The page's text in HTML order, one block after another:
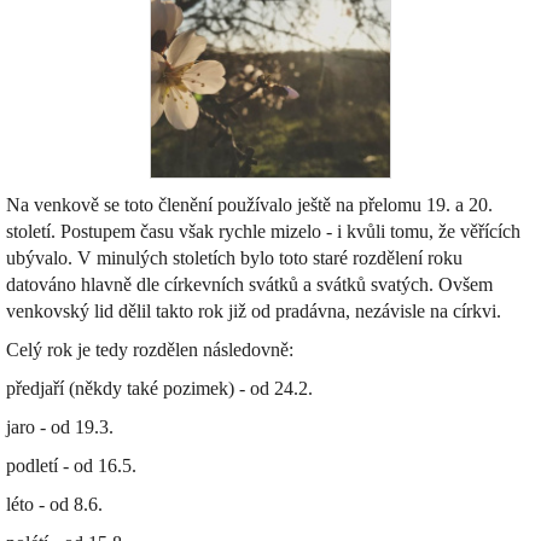
Na venkově se toto členění používalo ještě na přelomu 19. a 20.
století. Postupem času však rychle mizelo - i kvůli tomu, že věřících
ubývalo. V minulých stoletích bylo toto staré rozdělení roku
datováno hlavně dle církevních svátků a svátků svatých. Ovšem
venkovský lid dělil takto rok již od pradávna, nezávisle na církvi.
Celý rok je tedy rozdělen následovně:
předjaří (někdy také pozimek) - od 24.2.
jaro - od 19.3.
podletí - od 16.5.
léto - od 8.6.